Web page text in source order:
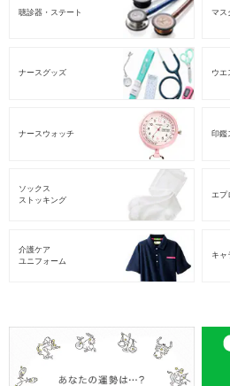
聴診器・ステート マス
ナースグッズ ウエ
ナースウォッチ 印鑑
ソックス
ストッキング
エプ
介護ケア
ユニフォーム
キャ